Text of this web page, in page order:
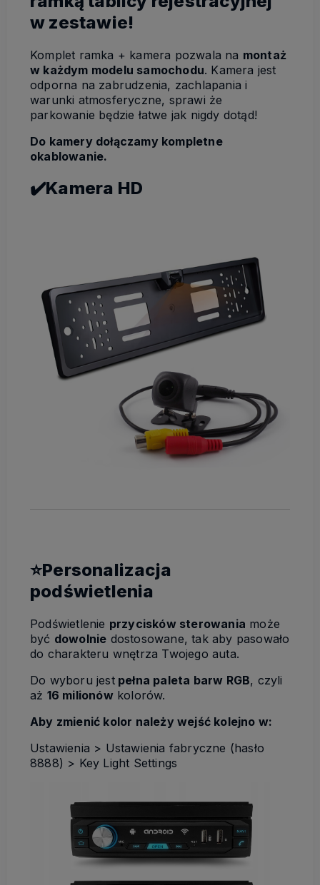
w zestawie!
Komplet ramka + kamera pozwala na montaż
w każdym modelu samochodu. Kamera jest
odporna na zabrudzenia, zachlapania i
warunki atmosferyczne, sprawi że
parkowanie będzie łatwe jak nigdy dotąd!
Do kamery dołączamy kompletne
okablowanie.
✔️Kamera HD
⭐Personalizacja
podświetlenia
Podświetlenie przycisków sterowania może
być dowolnie dostosowane, tak aby pasowało
do charakteru wnętrza Twojego auta.
Do wyboru jestpełna paleta barw RGB, czyli
aż 16 milionówkolorów.
Aby zmienić kolor należy wejść kolejno w:
Ustawienia > Ustawienia fabryczne (hasło
8888) > Key Light Settings